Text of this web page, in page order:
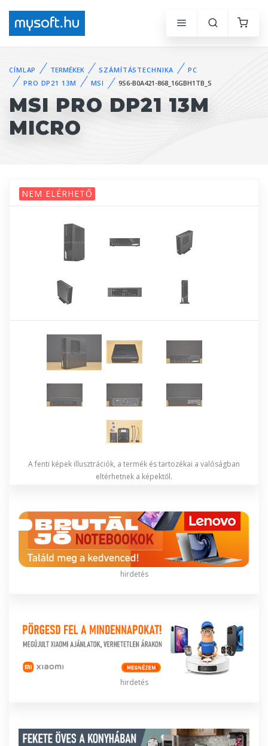
CÍMLAP TERMÉKEK SZÁMÍTÁSTECHNIKA
PC
PRO DP21 13M
MSI 9S6-B0A421-868_16GBH1TB_S
MSI PRO DP21 13M
MICRO
NEM ELÉRHETŐ
A fenti képek illusztrációk, a termék és tartozékai a valóságban
eltérhetnek a képektől.
hirdetés
hirdetés